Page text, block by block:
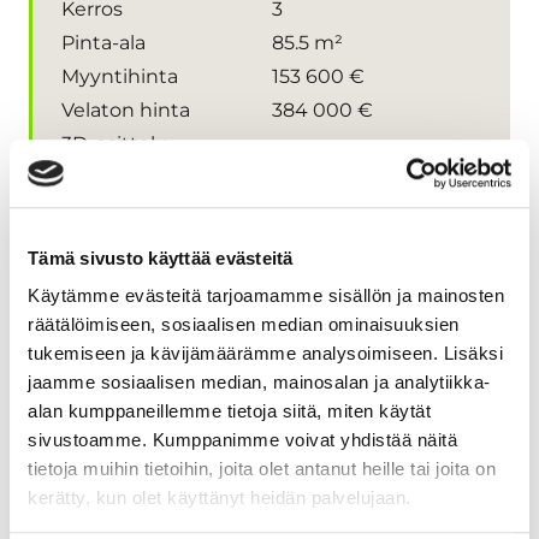
Tämä sivusto käyttää evästeitä
Käytämme evästeitä tarjoamamme sisällön ja mainosten
räätälöimiseen, sosiaalisen median ominaisuuksien
tukemiseen ja kävijämäärämme analysoimiseen. Lisäksi
jaamme sosiaalisen median, mainosalan ja analytiikka-
alan kumppaneillemme tietoja siitä, miten käytät
sivustoamme. Kumppanimme voivat yhdistää näitä
tietoja muihin tietoihin, joita olet antanut heille tai joita on
kerätty, kun olet käyttänyt heidän palvelujaan.
Kerros
3
Pinta-ala
85.5 m²
Myyntihinta
153 600 €
Velaton hinta
384 000 €
3D-esittely
Rusthollinrinne 1 A10
Huoneluku
2h+kt+s
Kerros
3
Pinta-ala
56.5 m²
Myyntihinta
104 000 €
Velaton hinta
260 000 €
3D-esittely